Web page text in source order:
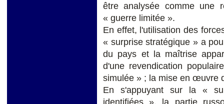
être analysée comme une
« guerre limitée ».
En effet, l'utilisation des
« surprise stratégique » a
du pays et la maîtrise
d'une revendication
simulée » ; la mise en œuvre
En s'appuyant sur la «